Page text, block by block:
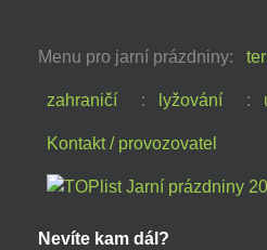
Menu pro jarní prázdniny:
zahraničí : lyžování :
Kontakt / provozovatel
Nevíte kam dál?